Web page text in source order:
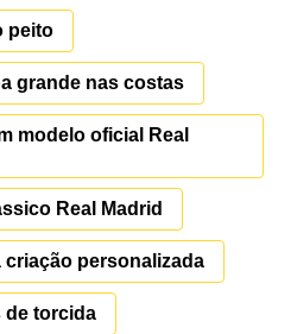
peito
grande nas costas
modelo oficial Real
Real Madrid
criação personalizada
de torcida